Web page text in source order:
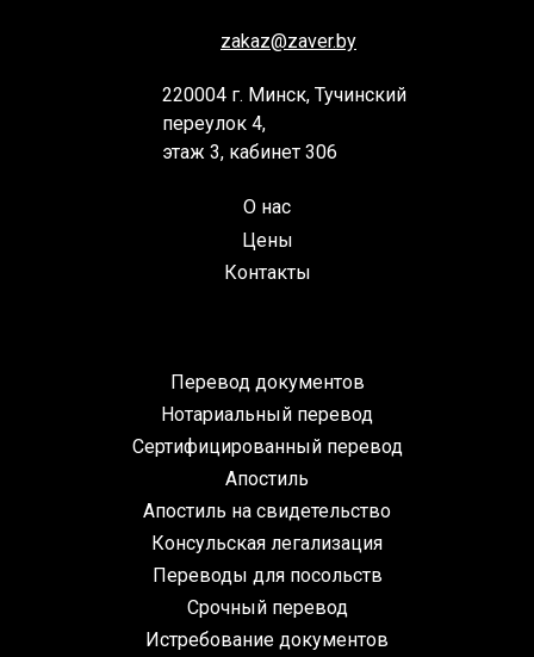
zakaz@zaver.by
220004 г. Минск, Тучинский
переулок 4,
этаж 3, кабинет 306
О нас
Цены
Контакты
Перевод документов
Нотариальный перевод
Сертифицированный перевод
Апостиль
Апостиль на свидетельство
Консульская легализация
Переводы для посольств
Срочный перевод
Истребование документов